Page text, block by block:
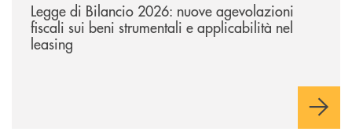
Legge di Bilancio 2026: nuove agevolazioni
fiscali sui beni strumentali e applicabilità nel
leasing